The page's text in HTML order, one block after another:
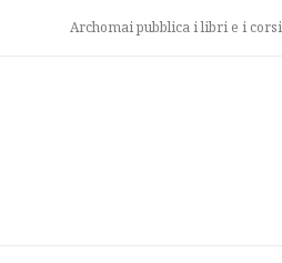
Archomai pubblica i libri e i